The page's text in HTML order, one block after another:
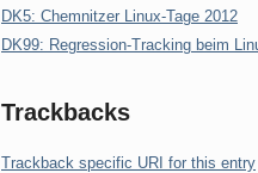
DK5: Chemnitzer Linux-Tage 2012
DK99: Regression-Tracking beim
Trackbacks
Trackback specific URI for this entry